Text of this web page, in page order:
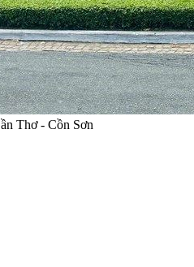
Thơ - Cồn Sơn